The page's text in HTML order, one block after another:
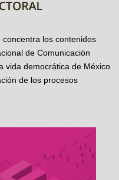
los contenidos
de Comunicación
vida democrática de México
de los procesos